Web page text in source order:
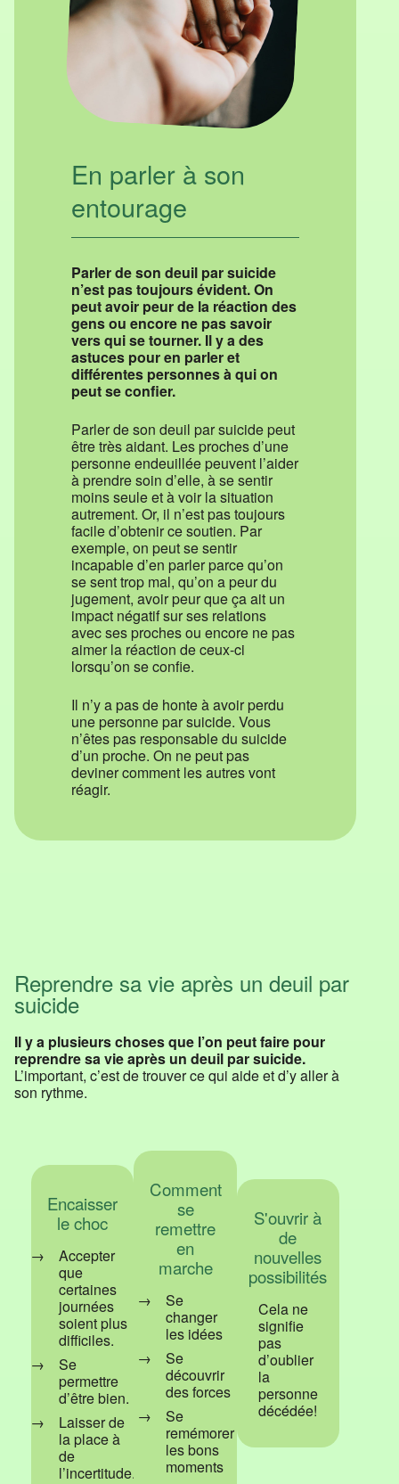
En parler à son
entourage
Parler de son deuil par suicide
n’est pas toujours évident. On
peut avoir peur de la réaction des
gens ou encore ne pas savoir
vers qui se tourner. Il y a des
astuces pour en parler et
différentes personnes à qui on
peut se confier.
Parler de son deuil par suicide peut
être très aidant. Les proches d’une
personne endeuillée peuvent l’aider
à prendre soin d’elle, à se sentir
moins seule et à voir la situation
autrement. Or, il n’est pas toujours
facile d’obtenir ce soutien. Par
exemple, on peut se sentir
incapable d’en parler parce qu’on
se sent trop mal, qu’on a peur du
jugement, avoir peur que ça ait un
impact négatif sur ses relations
avec ses proches ou encore ne pas
aimer la réaction de ceux-ci
lorsqu’on se confie.
Il n’y a pas de honte à avoir perdu
une personne par suicide. Vous
n’êtes pas responsable du suicide
d’un proche. On ne peut pas
deviner comment les autres vont
réagir.
Reprendre sa vie après un deuil par
suicide
Il y a plusieurs choses que l’on peut faire pour
reprendre sa vie après un deuil par suicide.
L’important, c’est de trouver ce qui aide et d’y aller à
son rythme.
Encaisser
le choc
Accepter
que
certaines
journées
soient plus
difficiles.
Se
permettre
d’être bien.
Laisser de
la place à
de
l’incertitude.
Comment
se
remettre
en
marche
Se
changer
les idées
Se
découvrir
des forces
Se
remémorer
les bons
moments
S'ouvrir à
de
nouvelles
possibilités
Cela ne
signifie
pas
d’oublier
la
personne
décédée!